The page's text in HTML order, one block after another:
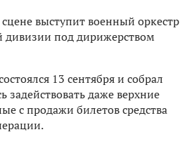
выступит военный оркестр
дивизии под дирижерством
13 сентября и собрал
даже верхние
с продажи билетов средства